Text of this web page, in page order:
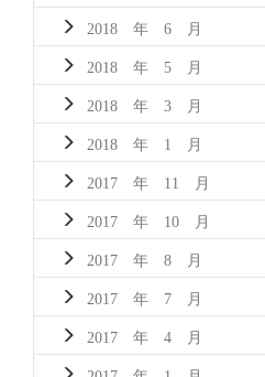
2018 年 6 月
2018 年 5 月
2018 年 3 月
2018 年 1 月
2017 年 11 月
2017 年 10 月
2017 年 8 月
2017 年 7 月
2017 年 4 月